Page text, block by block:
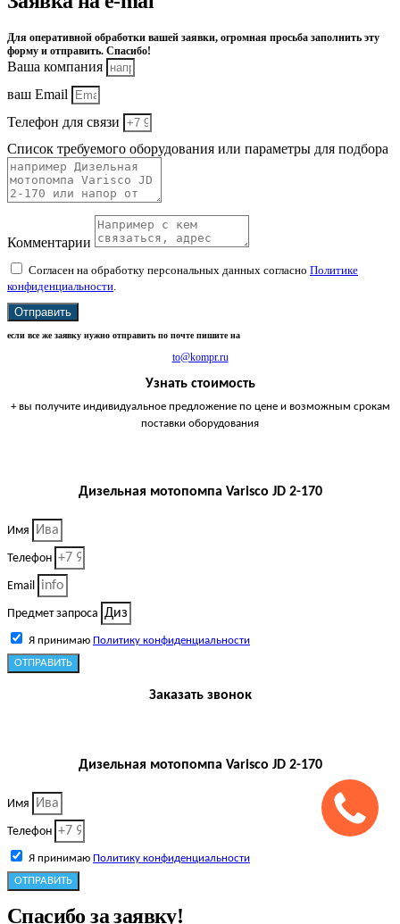
Для оперативной обработки вашей заявки, огромная просьба заполнить эту
форму и отправить. Спасибо!
Ваша компания
ваш Email
Телефон для связи
Список требуемого оборудования или параметры для подбора
Комментарии
Согласен на обработку персональных данных согласно Политике
конфиденциальности
Отправить
если все же заявку нужно отправить по почте пишите на
to@kompr.ru
Узнать стоимость
+ вы получите индивидуальное предложение по цене и возможным срокам
поставки оборудования
Дизельная мотопомпа Varisco JD 2-170
Имя
Телефон
Email
Предмет запроса
Я принимаю Политику конфиденциальности
ОТПРАВИТЬ
Заказать звонок
Дизельная мотопомпа Varisco JD 2-170
Имя
Телефон
Я принимаю Политику конфиденциальности
ОТПРАВИТЬ
Спасибо за заявку!